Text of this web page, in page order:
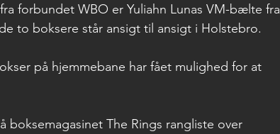
forbundet WBO er Yuliahn Lunas VM-bælte fra
to boksere står ansigt til ansigt i Holstebro.
på hjemmebane har fået mulighed for at
The Rings rangliste over